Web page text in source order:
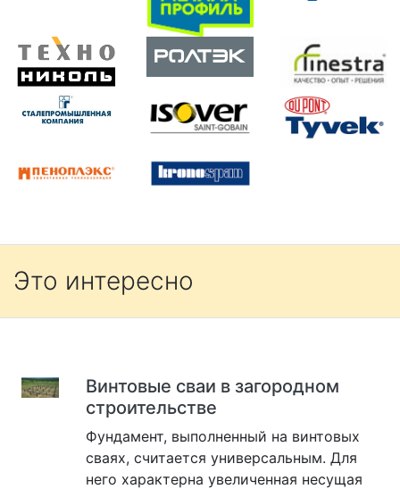
Это интересно
Винтовые сваи в загородном
строительстве
Фундамент, выполненный на винтовых
сваях, считается универсальным. Для
него характерна увеличенная несущая